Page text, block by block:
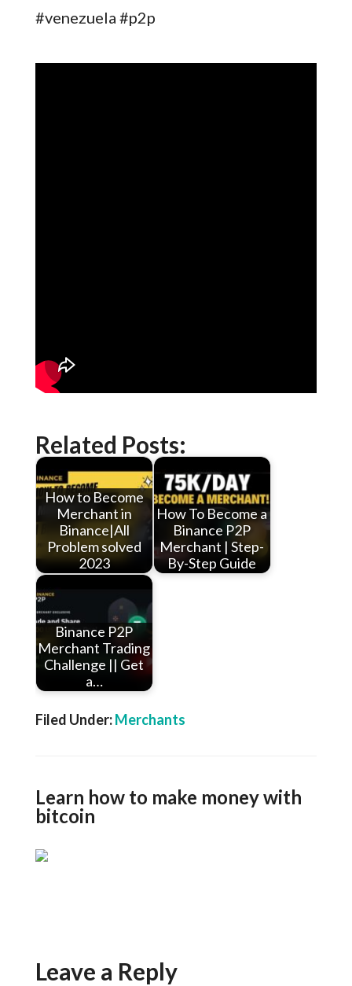
#venezuela #p2p
Related Posts:
How to Become
Merchant in
Binance|All
Problem solved
2023
How To Become a
Binance P2P
Merchant | Step-
By-Step Guide
Binance P2P
Merchant Trading
Challenge || Get
a…
Filed Under:Merchants
Learn how to make money with
bitcoin
Leave a Reply